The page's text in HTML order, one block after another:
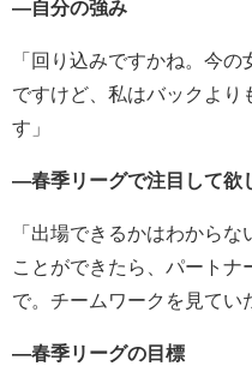
―自分の強み
「回り込みですかね。今
ですけど、私はバックより
す」
―春季リーグで注目して欲
「出場できるかはわから
ことができたら、パート
で。チームワークを見てい
―春季リーグの目標